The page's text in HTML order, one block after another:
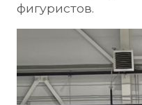
фигуристов.